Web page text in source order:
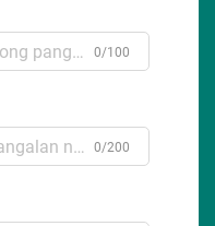
0/100
0/200